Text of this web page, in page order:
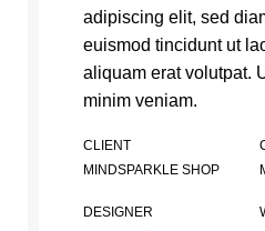
adipiscing elit, sed
euismod tincidunt ut
aliquam erat volutpat.
minim veniam.
CLIENT
MINDSPARKLE SHOP
DESIGNER